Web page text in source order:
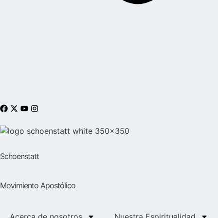
Schoenstatt
Movimiento Apostólico